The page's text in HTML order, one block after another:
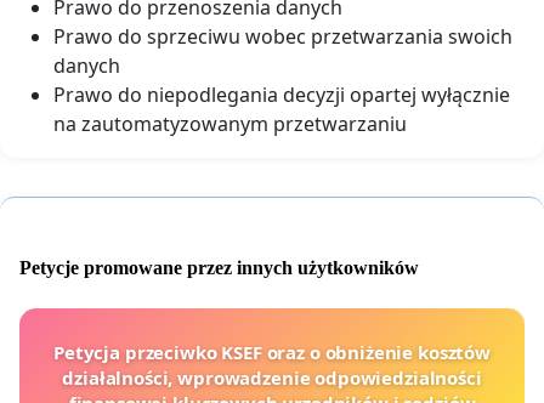
Prawo do przenoszenia danych
Prawo do sprzeciwu wobec przetwarzania swoich
danych
Prawo do niepodlegania decyzji opartej wyłącznie
na zautomatyzowanym przetwarzaniu
Petycje promowane przez innych użytkowników
Petycja przeciwko KSEF oraz o obniżenie kosztów
działalności, wprowadzenie odpowiedzialności